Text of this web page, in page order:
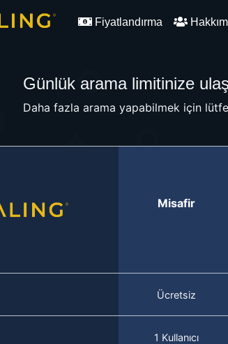
Fiyatlandırma
Günlük arama limitinize
Daha fazla arama yapabilmek için
Misafir
Ücretsiz
1 Kullanıcı